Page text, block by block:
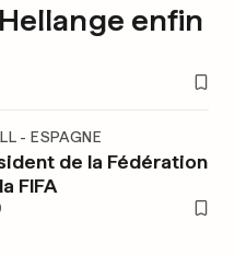
enfin
- ESPAGNE
de la Fédération
FIFA